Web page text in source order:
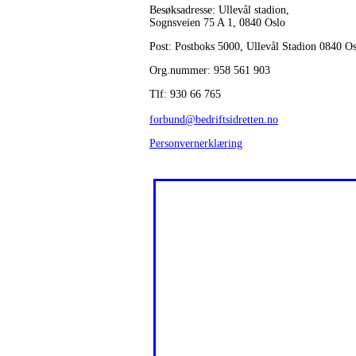
Besøksadresse: Ullevål stadion,
Sognsveien 75 A 1, 0840 Oslo
Post: Postboks 5000, Ullevål Stadion 0840
Org.nummer: 958 561 903
Tlf: 930 66 765
forbund@bedriftsidretten.no
Personvernerklæring